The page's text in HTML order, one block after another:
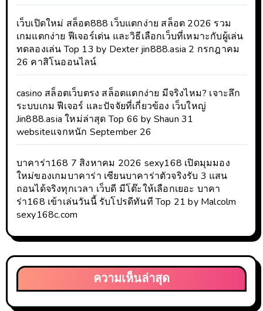
เว็บเปิดใหม่ สล็อต888 เว็บแตกง่าย สล็อต 2026 รวม
เกมแตกง่าย ฟีเจอร์เด่น และวิธีเลือกเว็บที่เหมาะกับผู้เล่น
ทดลองเล่น Top 13 by Dexter jin888.asia 2 กรกฎาคม
26 คาสิโนออนไลน์
casino สล็อตเว็บตรง สล็อตแตกง่าย มีจริงไหม? เจาะลึก
ระบบเกม ฟีเจอร์ และปัจจัยที่เกี่ยวข้อง เว็บใหญ่
Jin888.asia ใหม่ล่าสุด Top 66 by Shaun 31
websiteแจกหนัก September 26
บาคาร่า168 7 สิงหาคม 2026 sexy168 เปิดมุมมอง
ใหม่ของเกมบาคาร่า เซียนบาคาร่าตัวจริงรับ 3 แสน
ถอนได้จริงทุกเวลา เว็บดี มีโต๊ะให้เลือกเยอะ บาคา
ร่า168 เข้าเล่นวันนี้ รับโปรดีทันที Top 21 by Malcolm
sexy168c.com
ความเห็นล่าสุด